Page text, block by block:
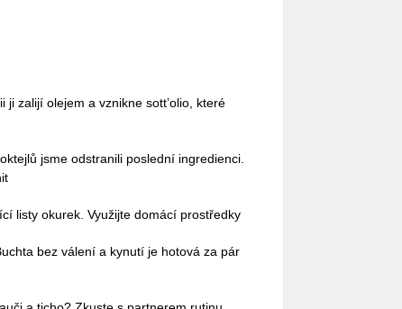
ji zalijí olejem a vznikne sott’olio, které
jsme odstranili poslední ingredienci.
listy okurek. Využijte domácí prostředky
bez válení a kynutí je hotová za pár